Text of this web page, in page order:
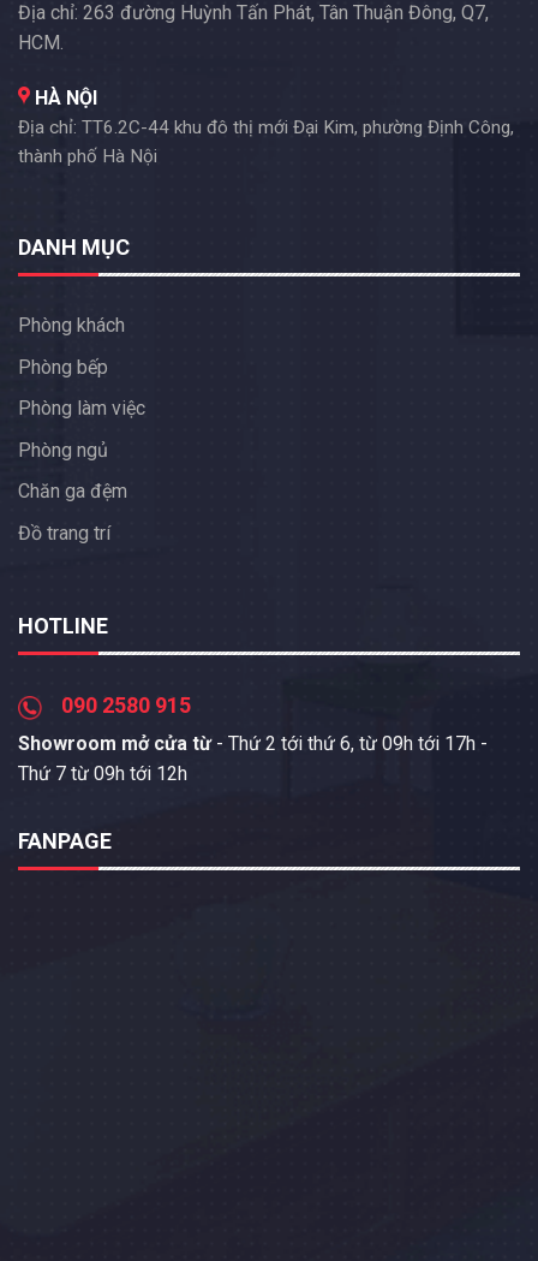
Địa chỉ: 263 đường Huỳnh Tấn Phát, Tân Thuận Đông, Q7,
HCM.
HÀ NỘI
Địa chỉ: TT6.2C-44 khu đô thị mới Đại Kim, phường Định Công,
thành phố Hà Nội
DANH MỤC
Phòng khách
Phòng bếp
Phòng làm việc
Phòng ngủ
Chăn ga đệm
Đồ trang trí
HOTLINE
090 2580 915
Showroom mở cửa từ - Thứ 2 tới thứ 6, từ 09h tới 17h -
Thứ 7 từ 09h tới 12h
FANPAGE